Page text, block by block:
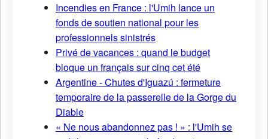
Incendies en France : l'Umih lance un
fonds de soutien national pour les
professionnels sinistrés
Privé de vacances : quand le budget
bloque un français sur cinq cet été
Argentine - Chutes d'Iguazú : fermeture
temporaire de la passerelle de la Gorge du
Diable
« Ne nous abandonnez pas ! » : l'Umih se